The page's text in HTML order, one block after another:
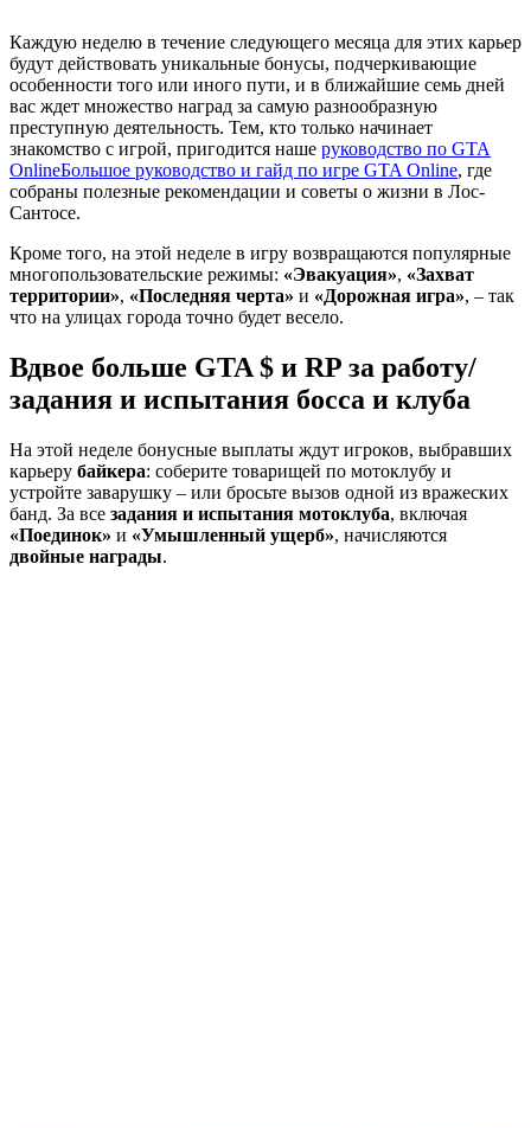
Каждую неделю в течение следующего месяца для этих карьер
будут действовать уникальные бонусы, подчеркивающие
особенности того или иного пути, и в ближайшие семь дней
вас ждет множество наград за самую разнообразную
преступную деятельность. Тем, кто только начинает
знакомство с игрой, пригодится наше руководство по GTA
OnlineБольшое руководство и гайд по игре GTA Online, где
собраны полезные рекомендации и советы о жизни в Лос-
Сантосе.
Кроме того, на этой неделе в игру возвращаются популярные
многопользовательские режимы: «Эвакуация», «Захват
территории», «Последняя черта» и «Дорожная игра», – так
что на улицах города точно будет весело.
Вдвое больше GTA $ и RP за работу/
задания и испытания босса и клуба
На этой неделе бонусные выплаты ждут игроков, выбравших
карьеру байкера: соберите товарищей по мотоклубу и
устройте заварушку – или бросьте вызов одной из вражеских
банд. За все задания и испытания мотоклуба, включая
«Поединок» и «Умышленный ущерб», начисляются
двойные награды.